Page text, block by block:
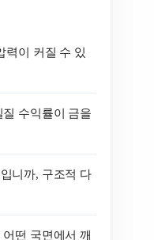
력이 커질 수 있
수익률이 금을
니까, 구조적 다
떤 국면에서 깨